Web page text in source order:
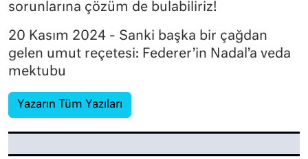
sorunlarına çözüm de bulabiliriz!
20 Kasım 2024 - Sanki başka bir çağdan
gelen umut reçetesi: Federer’in Nadal’a veda
mektubu
Yazarın Tüm Yazıları